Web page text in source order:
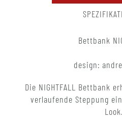
Bettbank
design:
Die NIGHTFALL Bettbank
verlaufende Steppung
Look.